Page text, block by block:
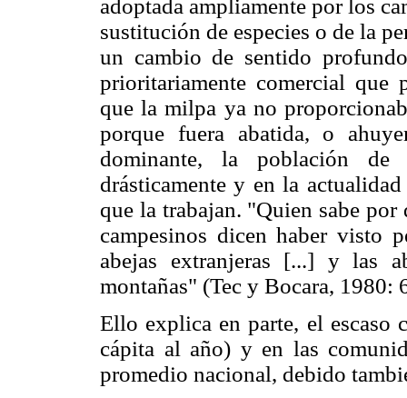
adoptada ampliamente por los
sustitución de especies o de la
un cambio de sentido
prioritariamente comercial que
que la milpa ya no
porque fuera abatida, o
dominante, la población
drásticamente y en la
que la trabajan. "Quien sabe
campesinos dicen haber visto
abejas extranjeras [...] y las
montañas" (Tec y Bocara, 1980:
Ello explica en parte, el escaso
cápita al año) y en las
promedio nacional, debido